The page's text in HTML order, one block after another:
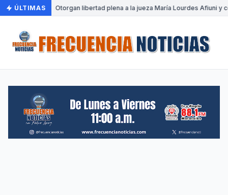
ÚLTIMAS• Otorgan libertad plena a la jueza María Lourdes Afiuni y